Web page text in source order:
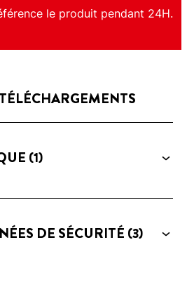
le produit pendant 24H.
(1)
DE SÉCURITÉ (3)